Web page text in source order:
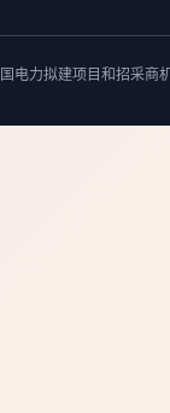
电力拟建项目和招采商